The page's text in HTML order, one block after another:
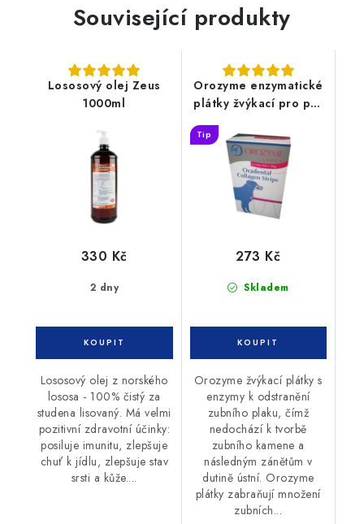
Související produkty
Lososový olej Zeus
1000ml
2 dny
330 Kč
Lososový olej z norského
lososa - 100% čistý za
studena lisovaný. Má velmi
pozitivní zdravotní účinky:
posiluje imunitu, zlepšuje
chuť k jídlu, zlepšuje stav
srsti a kůže....
Orozyme enzymatické
plátky žvýkací pro psy
Tip
Skladem
273 Kč
Orozyme žvýkací plátky s
enzymy k odstranění
zubního plaku, čímž
nedochází k tvorbě
zubního kamene a
následným zánětům v
dutině ústní. Orozyme
plátky zabraňují množení
zubních...